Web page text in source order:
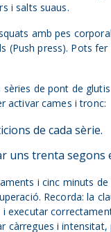
i salts suaus.
amb pes
(Push press). Pots
de pont de
activar cames i tronc:
de cada sèrie.
uns trenta segons
i cinc minuts
Recorda: la
executar
càrregues i intensitat,